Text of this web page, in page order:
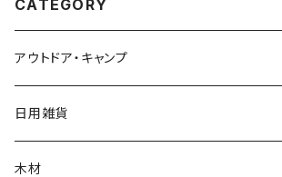
CATEGORY
アウトドア・キャンプ
日用雑貨
木材